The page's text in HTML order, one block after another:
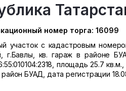
номер торга: 16099
участок с кадастровым
г.Бавлы, кв. гараж в районе
площадь 25.7
БУАД, дата регистрации